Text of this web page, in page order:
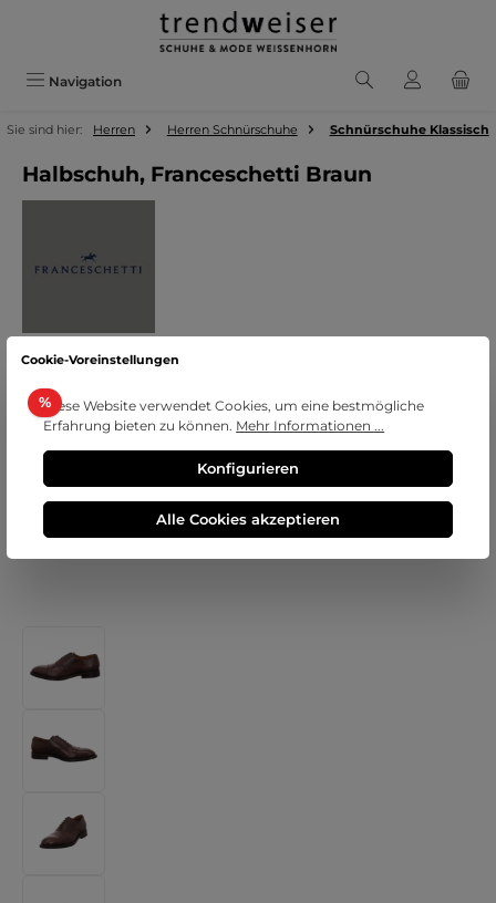
Zum Hauptinhalt springen
Navigation
Sie sind hier: Herren Herren Schnürschuhe Schnürschuhe Klassisch
Halbschuh, Franceschetti Braun
Bildergalerie überspringen
%Rabatt
Cookie-Voreinstellungen
Diese Website verwendet Cookies, um eine bestmögliche
Erfahrung bieten zu können. Mehr Informationen ...
Konfigurieren
Alle Cookies akzeptieren